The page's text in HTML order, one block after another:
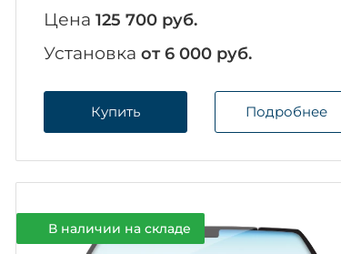
Цена 125 700 руб.
Установка от 6 000 руб.
Купить Подробнее
В наличии на складе